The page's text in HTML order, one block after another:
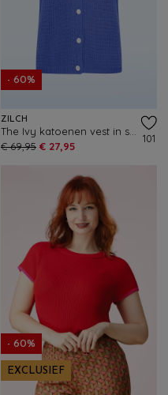
- 60%
ZILCH
€ 69,95 € 27,95
101
- 60%
EXCLUSIEF